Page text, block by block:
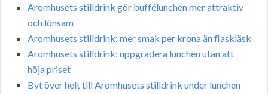
Aromhusets stilldrink gör buffélunchen mer attraktiv
och lönsam
Aromhusets stilldrink: mer smak per krona än flaskläsk
Aromhusets stilldrink: uppgradera lunchen utan att
höja priset
Byt över helt till Aromhusets stilldrink under lunchen